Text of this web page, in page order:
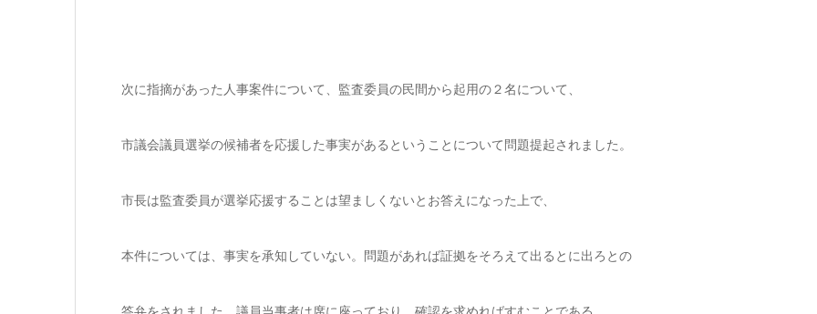
次に指摘があった人事案件について、監査委員の民間から起用の２名について、
市議会議員選挙の候補者を応援した事実があるということについて問題提起されました。
市長は監査委員が選挙応援することは望ましくないとお答えになった上で、
本件については、事実を承知していない。問題があれば証拠をそろえて出るとに出ろとの